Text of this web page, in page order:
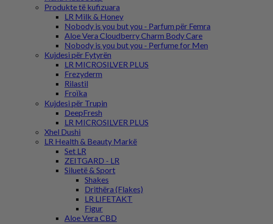
Produkte të kufizuara
LR Milk & Honey
Nobody is you but you - Parfum për Femra
Aloe Vera Cloudberry Charm Body Care
Nobody is you but you - Perfume for Men
Kujdesi për Fytyrën
LR MICROSILVER PLUS
Frezyderm
Rilastil
Froϊka
Kujdesi për Trupin
DeepFresh
LR MICROSILVER PLUS
Xhel Dushi
LR Health & Beauty Markë
Set LR
ZEITGARD - LR
Siluetë & Sport
Shakes
Drithëra (Flakes)
LR LIFETAKT
Figur
Aloe Vera CBD